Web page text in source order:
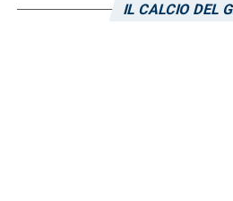
IL CALCIO DEL